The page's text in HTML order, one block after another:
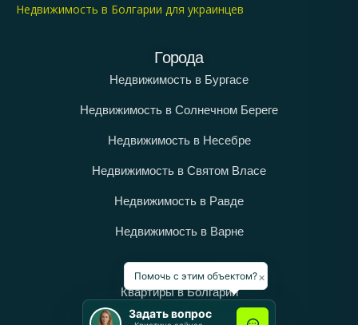
Недвижимость в Болгарии для украинцев
Города
Недвижимость в Бургасе
Недвижимость в Солнечном Береге
Недвижимость в Несебре
Недвижимость в Святом Власе
Недвижимость в Равде
Недвижимость в Варне
Категории
Квартиры в Болгарии
×
Помочь с этим объектом?
Задать вопрос